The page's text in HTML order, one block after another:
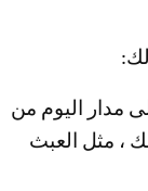
مدار اليوم من
، مثل العبث